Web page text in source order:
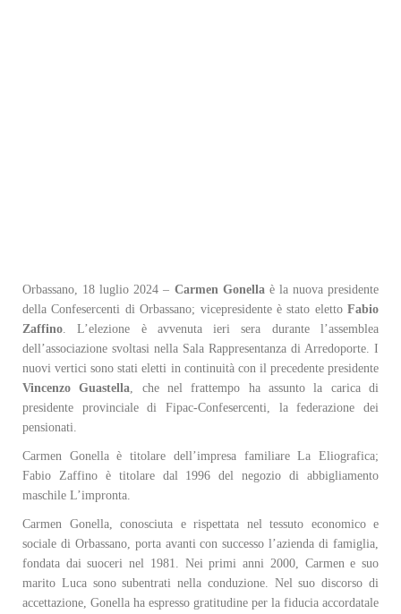
Orbassano, 18 luglio 2024 – Carmen Gonellaè la nuova presidente
della Confesercenti di Orbassano; vicepresidente è stato eletto Fabio
Zaffino. L’elezione è avvenuta ieri sera durante l’assemblea
dell’associazione svoltasi nella Sala Rappresentanza di Arredoporte. I
nuovi vertici sono stati eletti in continuità con il precedente presidente
Vincenzo Guastella, che nel frattempo ha assunto la carica di
presidente provinciale di Fipac-Confesercenti, la federazione dei
pensionati.
Carmen Gonella è titolare dell’impresa familiare La Eliografica;
Fabio Zaffino è titolare dal 1996 del negozio di abbigliamento
maschile L’impronta.
Carmen Gonella, conosciuta e rispettata nel tessuto economico e
sociale di Orbassano, porta avanti con successo l’azienda di famiglia,
fondata dai suoceri nel 1981. Nei primi anni 2000, Carmen e suo
marito Luca sono subentrati nella conduzione. Nel suo discorso di
accettazione, Gonella ha espresso gratitudine per la fiducia accordatale